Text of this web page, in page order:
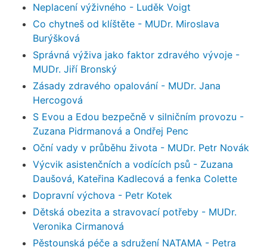
Neplacení výživného - Luděk Voigt
Co chytneš od klíštěte - MUDr. Miroslava
Burýšková
Správná výživa jako faktor zdravého vývoje -
MUDr. Jiří Bronský
Zásady zdravého opalování - MUDr. Jana
Hercogová
S Evou a Edou bezpečně v silničním provozu -
Zuzana Pidrmanová a Ondřej Penc
Oční vady v průběhu života - MUDr. Petr Novák
Výcvik asistenčních a vodících psů - Zuzana
Daušová, Kateřina Kadlecová a fenka Colette
Dopravní výchova - Petr Kotek
Dětská obezita a stravovací potřeby - MUDr.
Veronika Cirmanová
Pěstounská péče a sdružení NATAMA - Petra